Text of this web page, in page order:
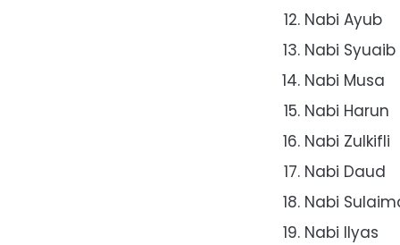
Nabi Ayub
Nabi Syuaib
Nabi Musa
Nabi Harun
Nabi Zulkifli
Nabi Daud
Nabi
Nabi Ilyas